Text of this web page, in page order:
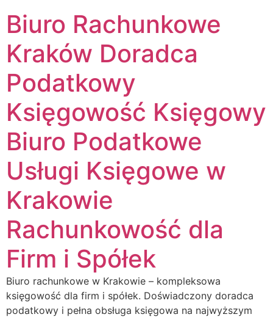
Biuro Rachunkowe
Kraków Doradca
Podatkowy
Księgowość Księgowy
Biuro Podatkowe
Usługi Księgowe w
Krakowie
Rachunkowość dla
Firm i Spółek
Biuro rachunkowe w Krakowie – kompleksowa
księgowość dla firm i spółek. Doświadczony doradca
podatkowy i pełna obsługa księgowa na najwyższym